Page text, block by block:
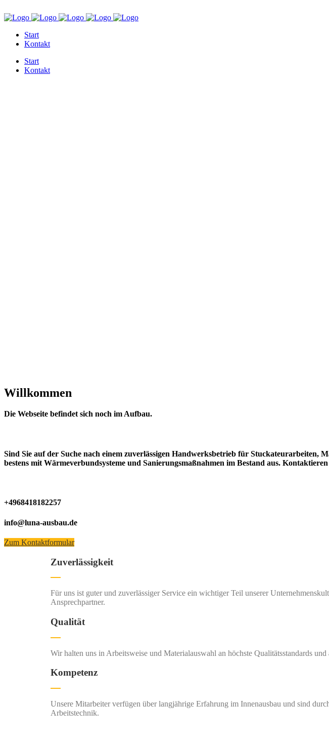
Start
Kontakt
Start
Kontakt
Willkommen
Die Webseite befindet sich noch im Aufbau.
Sind Sie auf der Suche nach einem zuverlässigen Handwerksbetrieb für
bestens mit Wärmeverbundsysteme und Sanierungsmaßnahmen im Bestand aus. Kontaktieren
+4968418182257
info@luna-ausbau.de
Zum Kontaktformular
Zuverlässigkeit
Für uns ist guter und zuverlässiger Service ein wichtiger Teil unserer
Ansprechpartner.
Qualität
Wir halten uns in Arbeitsweise und Materialauswahl an höchste Qualitätsstandards
Kompetenz
Unsere Mitarbeiter verfügen über langjährige Erfahrung im Innenausbau und sind
Arbeitstechnik.